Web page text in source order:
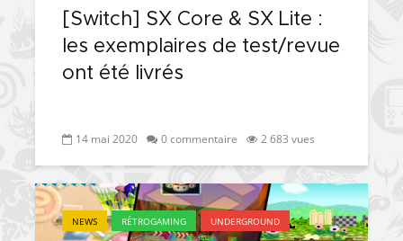
[Switch] SX Core & SX Lite :
les exemplaires de test/revue
ont été livrés
14 mai 2020 0 commentaire 2 683 vues
NEWS RÉTROGAMING UNDERGROUND
[PS4] Le point sur le
fameux jailbreak pour
6.72 / 7.02
vidéo une flopée de